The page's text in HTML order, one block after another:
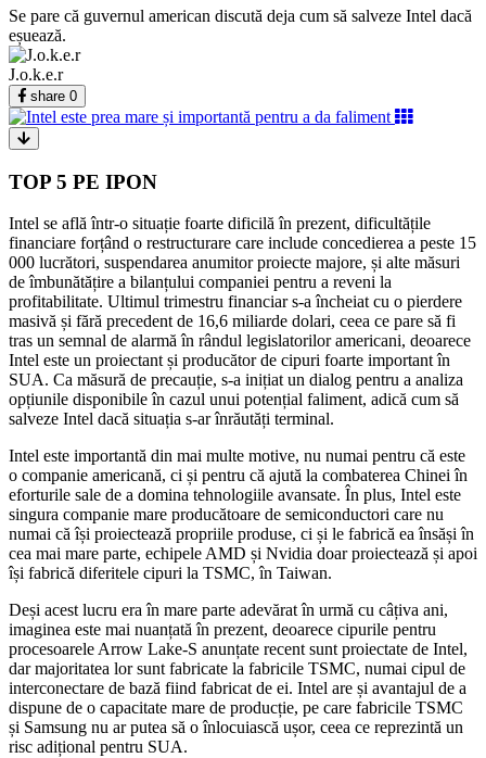
Se pare că guvernul american discută deja cum să salveze Intel dacă
eșuează.
J.o.k.e.r
share 0
TOP 5 PE IPON
Intel se află într-o situație foarte dificilă în prezent, dificultățile
financiare forțând o restructurare care include concedierea a peste 15
000 lucrători, suspendarea anumitor proiecte majore, și alte măsuri
de îmbunătățire a bilanțului companiei pentru a reveni la
profitabilitate. Ultimul trimestru financiar s-a încheiat cu o pierdere
masivă și fără precedent de 16,6 miliarde dolari, ceea ce pare să fi
tras un semnal de alarmă în rândul legislatorilor americani, deoarece
Intel este un proiectant și producător de cipuri foarte important în
SUA. Ca măsură de precauție, s-a inițiat un dialog pentru a analiza
opțiunile disponibile în cazul unui potențial faliment, adică cum să
salveze Intel dacă situația s-ar înrăutăți terminal.
Intel este importantă din mai multe motive, nu numai pentru că este
o companie americană, ci și pentru că ajută la combaterea Chinei în
eforturile sale de a domina tehnologiile avansate. În plus, Intel este
singura companie mare producătoare de semiconductori care nu
numai că își proiectează propriile produse, ci și le fabrică ea însăși în
cea mai mare parte, echipele AMD și Nvidia doar proiectează și apoi
își fabrică diferitele cipuri la TSMC, în Taiwan.
Deși acest lucru era în mare parte adevărat în urmă cu câțiva ani,
imaginea este mai nuanțată în prezent, deoarece cipurile pentru
procesoarele Arrow Lake-S anunțate recent sunt proiectate de Intel,
dar majoritatea lor sunt fabricate la fabricile TSMC, numai cipul de
interconectare de bază fiind fabricat de ei. Intel are și avantajul de a
dispune de o capacitate mare de producție, pe care fabricile TSMC
și Samsung nu ar putea să o înlocuiască ușor, ceea ce reprezintă un
risc adițional pentru SUA.